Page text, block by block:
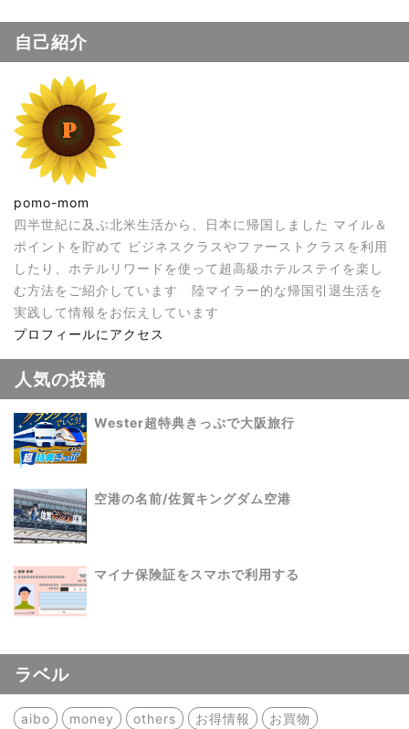
自己紹介
pomo-mom
四半世紀に及ぶ北米生活から、日本に帰国しました マイル＆
ポイントを貯めて ビジネスクラスやファーストクラスを利用
したり、ホテルリワードを使って超高級ホテルステイを楽し
む方法をご紹介しています 陸マイラー的な帰国引退生活を
実践して情報をお伝えしています
プロフィールにアクセス
人気の投稿
Wester超特典きっぷで大阪旅行
空港の名前/佐賀キングダム空港
マイナ保険証をスマホで利用する
ラベル
aibo money others お得情報
お買物